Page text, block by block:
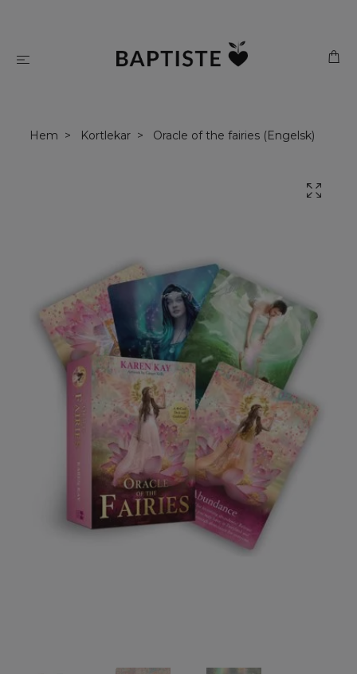
Hem Kortlekar Oracle of the fairies (Engelsk)